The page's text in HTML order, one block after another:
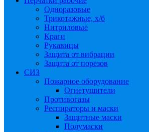
Одноразовые
Трикотажные, х/б
Нитриловые
Краги
Рукавицы
Защита от вибрации
Защита от порезов
СИЗ
Пожарное оборудование
Огнетушители
Противогазы
Респираторы и маски
Защитные маски
Полумаски